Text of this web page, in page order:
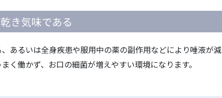
き気味である
あるいは全身疾患や服用中の薬の副作用などにより唾液が
く働かず、お口の細菌が増えやすい環境になります。